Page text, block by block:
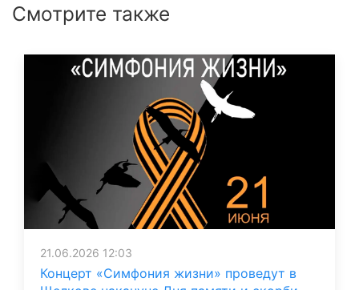
Смотрите также
21.06.2026 12:03
Концерт «Симфония жизни» проведут в